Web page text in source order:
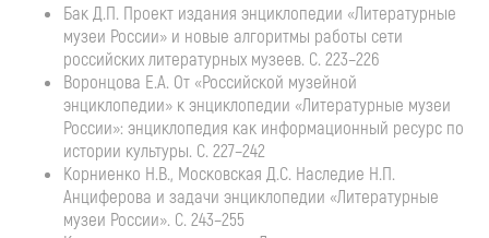
Бак Д.П. Проект издания энциклопедии «Литературные
музеи России» и новые алгоритмы работы сети
российских литературных музеев. С. 223–226
Воронцова Е.А. От «Российской музейной
энциклопедии» к энциклопедии «Литературные музеи
России»: энциклопедия как информационный ресурс по
истории культуры. С. 227–242
Корниенко Н.В., Московская Д.С. Наследие Н.П.
Анциферова и задачи энциклопедии «Литературные
музеи России». С. 243–255